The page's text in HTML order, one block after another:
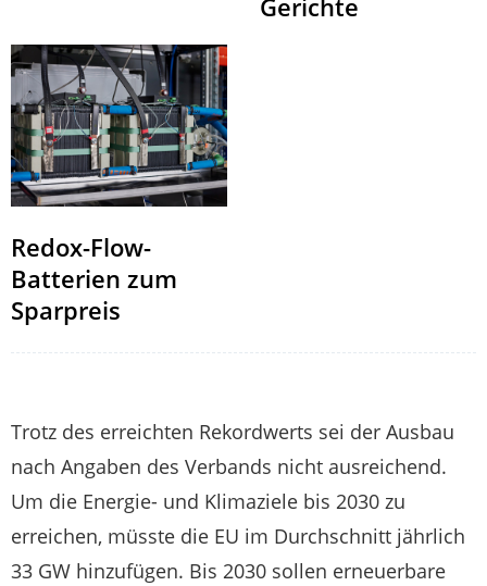
Redox-Flow-
Batterien zum
Sparpreis
Trotz des erreichten Rekordwerts sei der Ausbau
nach Angaben des Verbands nicht ausreichend.
Um die Energie- und Klimaziele bis 2030 zu
erreichen, müsste die EU im Durchschnitt jährlich
33 GW hinzufügen. Bis 2030 sollen erneuerbare